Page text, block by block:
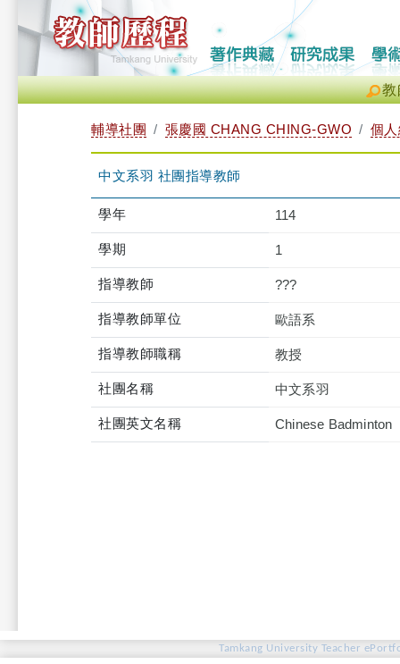
教
輔導社團 張慶國 CHANG CHING-GWO 個
中文系羽 社團指導教師
學年 114
學期 1
指導教師 ???
指導教師單位 歐語系
指導教師職稱 教授
社團名稱 中文系羽
社團英文名稱 Chinese Badminton
Tamkang University Teacher